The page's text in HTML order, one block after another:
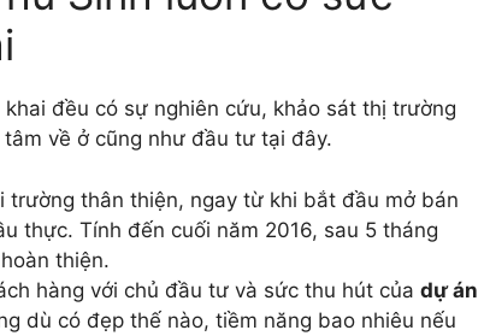
đều có sự nghiên cứu, khảo sát thị trường
về ở cũng như đầu tư tại đây.
thân thiện, ngay từ khi bắt đầu mở bán
thực. Tính đến cuối năm 2016, sau 5 tháng
thiện.
hàng với chủ đầu tư và sức thu hút của dự án
dù có đẹp thế nào, tiềm năng bao nhiêu nếu